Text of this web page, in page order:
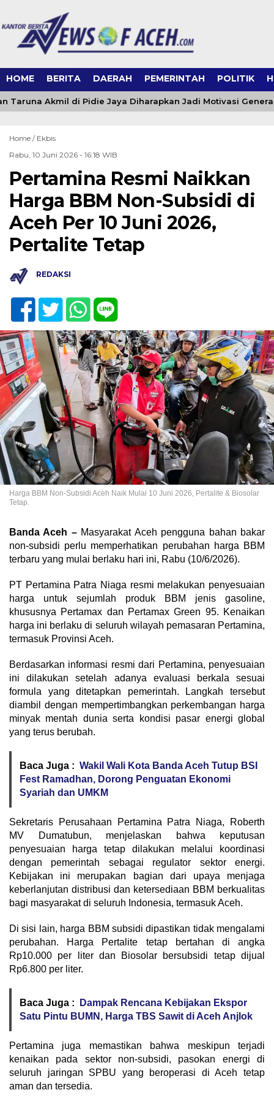
HOME BERITA DAERAH PEMERINTAH POLITIK
Taruna Akmil di Pidie Jaya Diharapkan Jadi Motivasi
Home / Ekbis
Rabu, 10 Juni 2026 - 16:18 WIB
Pertamina Resmi Naikkan
Harga BBM Non-Subsidi di
Aceh Per 10 Juni 2026,
Pertalite Tetap
REDAKSI
Harga BBM Non-Subsidi Aceh Naik Mulai 10 Juni 2026, Pertalite & Biosolar
Tetap.
Banda Aceh –Masyarakat Aceh pengguna bahan bakar
non-subsidi perlu memperhatikan perubahan harga BBM
terbaru yang mulai berlaku hari ini, Rabu (10/6/2026).
PT Pertamina Patra Niaga resmi melakukan penyesuaian
harga untuk sejumlah produk BBM jenis gasoline,
khususnya Pertamax dan Pertamax Green 95. Kenaikan
harga ini berlaku di seluruh wilayah pemasaran Pertamina,
termasuk Provinsi Aceh.
Berdasarkan informasi resmi dari Pertamina, penyesuaian
ini dilakukan setelah adanya evaluasi berkala sesuai
formula yang ditetapkan pemerintah. Langkah tersebut
diambil dengan mempertimbangkan perkembangan harga
minyak mentah dunia serta kondisi pasar energi global
yang terus berubah.
Baca Juga : Wakil Wali Kota Banda Aceh Tutup BSI
Fest Ramadhan, Dorong Penguatan Ekonomi
Syariah dan UMKM
Sekretaris Perusahaan Pertamina Patra Niaga, Roberth
MV Dumatubun, menjelaskan bahwa keputusan
penyesuaian harga tetap dilakukan melalui koordinasi
dengan pemerintah sebagai regulator sektor energi.
Kebijakan ini merupakan bagian dari upaya menjaga
keberlanjutan distribusi dan ketersediaan BBM berkualitas
bagi masyarakat di seluruh Indonesia, termasuk Aceh.
Di sisi lain, harga BBM subsidi dipastikan tidak mengalami
perubahan. Harga Pertalite tetap bertahan di angka
Rp10.000 per liter dan Biosolar bersubsidi tetap dijual
Rp6.800 per liter.
Baca Juga :
Dampak Rencana Kebijakan Ekspor
Satu Pintu BUMN, Harga TBS Sawit di Aceh Anjlok
Pertamina juga memastikan bahwa meskipun terjadi
kenaikan pada sektor non-subsidi, pasokan energi di
seluruh jaringan SPBU yang beroperasi di Aceh tetap
aman dan tersedia.